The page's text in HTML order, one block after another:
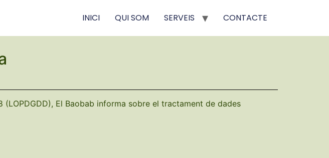
INICI QUI SOM SERVEIS CONTACTE
El Baobab informa sobre el tractament de dades